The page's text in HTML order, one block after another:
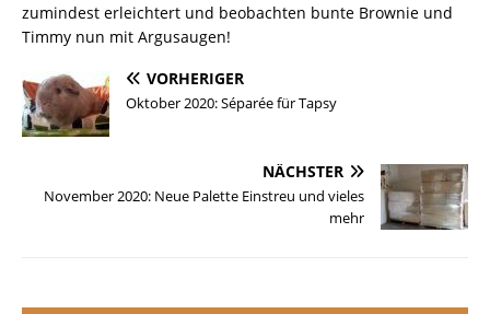
zumindest erleichtert und beobachten bunte Brownie und
Timmy nun mit Argusaugen!
VORHERIGER
Oktober 2020: Séparée für Tapsy
NÄCHSTER
November 2020: Neue Palette Einstreu und vieles
mehr